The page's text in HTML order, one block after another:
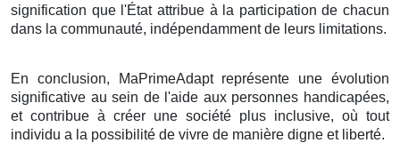
signification que l'État attribue à la participation de chacun
dans la communauté, indépendamment de leurs limitations.
En conclusion, MaPrimeAdapt représente une évolution
significative au sein de l'aide aux personnes handicapées,
et contribue à créer une société plus inclusive, où tout
individu a la possibilité de vivre de manière digne et liberté.